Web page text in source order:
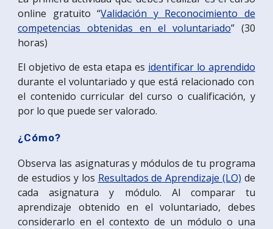
online gratuito “Validación y Reconocimiento de
competencias obtenidas en el voluntariado” (30
horas)
El objetivo de esta etapa es identificar lo aprendido
durante el voluntariado y que está relacionado con
el contenido curricular del curso o cualificación, y
por lo que puede ser valorado.
¿Cómo?
Observa las asignaturas y módulos de tu programa
de estudios y los Resultados de Aprendizaje (LO) de
cada asignatura y módulo. Al comparar tu
aprendizaje obtenido en el voluntariado, debes
considerarlo en el contexto de un módulo o una